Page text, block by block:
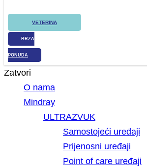
VETERINA
BRZA
PONUDA
Zatvori
O nama
Mindray
ULTRAZVUK
Samostojeći uređaji
Prijenosni uređaji
Point of care uređaji